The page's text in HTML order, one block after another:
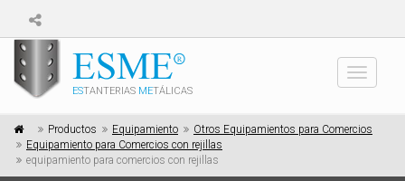
ESTANTERIAS METÁLICAS
Toggle
Productos Equipamiento
Otros Equipamientos para Comercios
Equipamiento para Comercios con rejillas
equipamiento para comercios con rejillas